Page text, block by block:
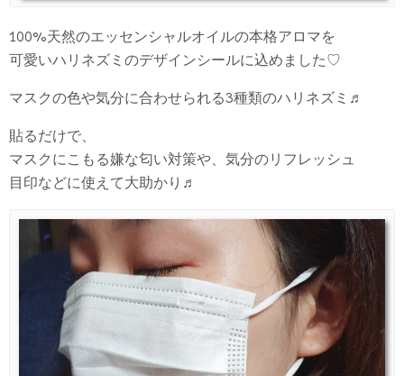
100%天然のエッセンシャルオイルの本格アロマを
可愛いハリネズミのデザインシールに込めました♡
マスクの色や気分に合わせられる3種類のハリネズミ♬
貼るだけで、
マスクにこもる嫌な匂い対策や、気分のリフレッシュ
目印などに使えて大助かり♬